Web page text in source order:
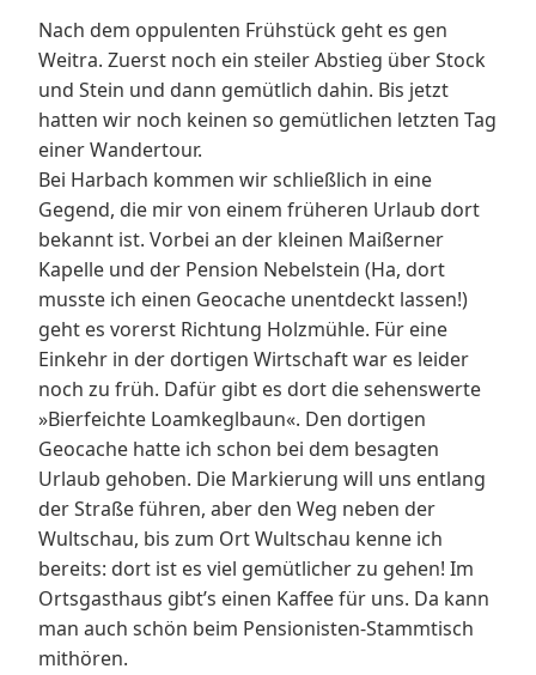
Nach dem oppulenten Frühstück geht es gen
Weitra. Zuerst noch ein steiler Abstieg über Stock
und Stein und dann gemütlich dahin. Bis jetzt
hatten wir noch keinen so gemütlichen letzten Tag
einer Wandertour.
Bei Harbach kommen wir schließlich in eine
Gegend, die mir von einem früheren Urlaub dort
bekannt ist. Vorbei an der kleinen Maißerner
Kapelle und der Pension Nebelstein (Ha, dort
musste ich einen Geocache unentdeckt lassen!)
geht es vorerst Richtung Holzmühle. Für eine
Einkehr in der dortigen Wirtschaft war es leider
noch zu früh. Dafür gibt es dort die sehenswerte
»Bierfeichte Loamkeglbaun«. Den dortigen
Geocache hatte ich schon bei dem besagten
Urlaub gehoben. Die Markierung will uns entlang
der Straße führen, aber den Weg neben der
Wultschau, bis zum Ort Wultschau kenne ich
bereits: dort ist es viel gemütlicher zu gehen! Im
Ortsgasthaus gibt’s einen Kaffee für uns. Da kann
man auch schön beim Pensionisten-Stammtisch
mithören.